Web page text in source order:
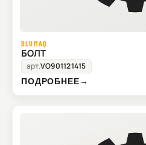
BLUMAQ
БОЛТ
арт.VO901121415
ПОДРОБНЕЕ→